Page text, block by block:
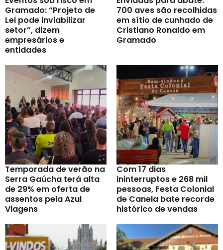
Gramado: “Projeto de
Lei pode inviabilizar
setor”, dizem
empresários e
entidades
700 aves são recolhidas
em sítio de cunhado de
Cristiano Ronaldo em
Gramado
Temporada de verão na
Serra Gaúcha terá alta
de 29% em oferta de
assentos pela Azul
Viagens
Com 17 dias
ininterruptos e 268 mil
pessoas, Festa Colonial
de Canela bate recorde
histórico de vendas